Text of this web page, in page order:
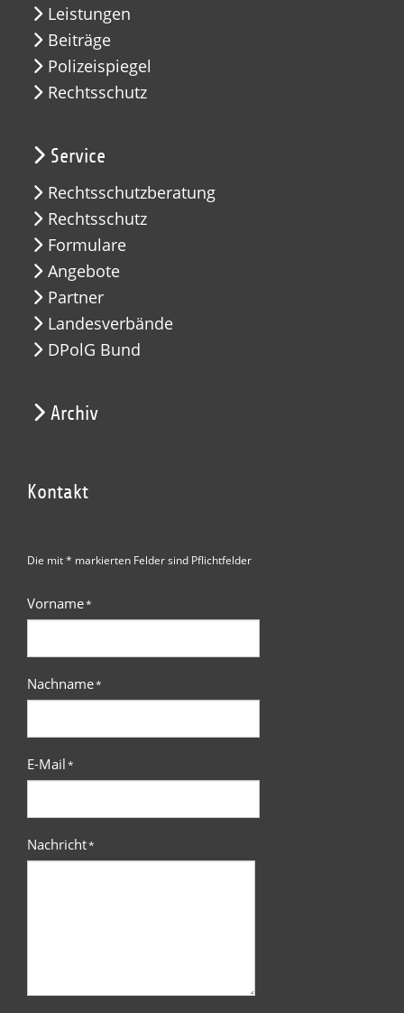
Leistungen
Beiträge
Polizeispiegel
Rechtsschutz
Service
Rechtsschutzberatung
Rechtsschutz
Formulare
Angebote
Partner
Landesverbände
DPolG Bund
Archiv
Kontakt
Die mit * markierten Felder sind Pflichtfelder
Vorname*
Nachname*
E-Mail*
Nachricht*